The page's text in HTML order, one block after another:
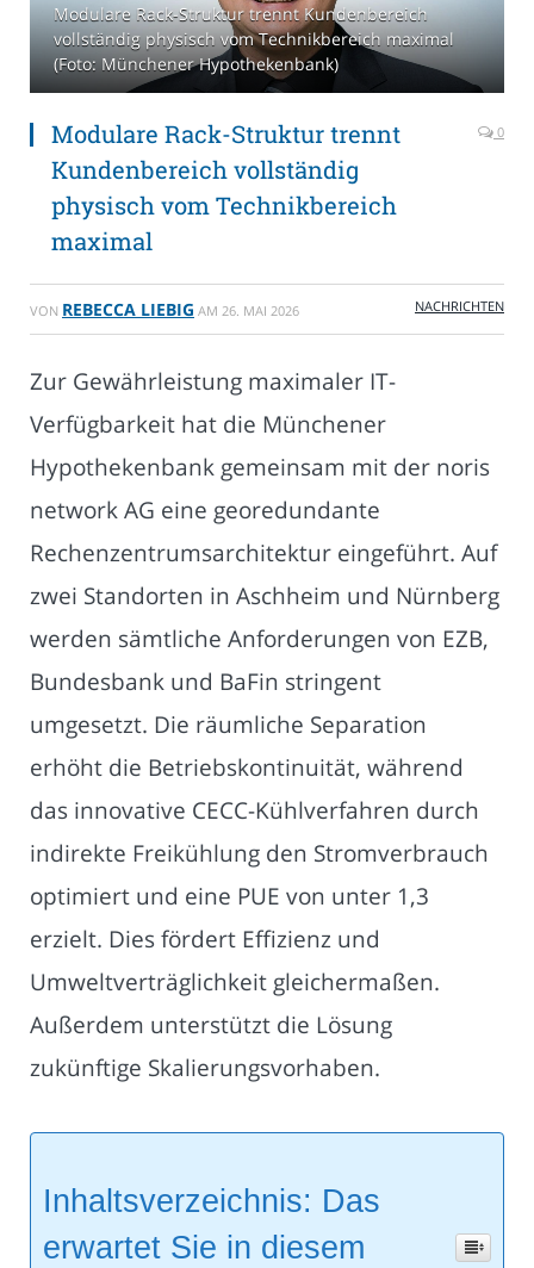
Modulare Rack-Struktur trennt Kundenbereich
vollständig physisch vom Technikbereich maximal
(Foto: Münchener Hypothekenbank)
Modulare Rack-Struktur trennt
Kundenbereich vollständig
physisch vom Technikbereich
maximal
0
VON REBECCA LIEBIG AM 26. MAI 2026 NACHRICHTEN
Zur Gewährleistung maximaler IT-
Verfügbarkeit hat die Münchener
Hypothekenbank gemeinsam mit der noris
network AG eine georedundante
Rechenzentrumsarchitektur eingeführt. Auf
zwei Standorten in Aschheim und Nürnberg
werden sämtliche Anforderungen von EZB,
Bundesbank und BaFin stringent
umgesetzt. Die räumliche Separation
erhöht die Betriebskontinuität, während
das innovative CECC-Kühlverfahren durch
indirekte Freikühlung den Stromverbrauch
optimiert und eine PUE von unter 1,3
erzielt. Dies fördert Effizienz und
Umweltverträglichkeit gleichermaßen.
Außerdem unterstützt die Lösung
zukünftige Skalierungsvorhaben.
Inhaltsverzeichnis: Das
erwartet Sie in diesem